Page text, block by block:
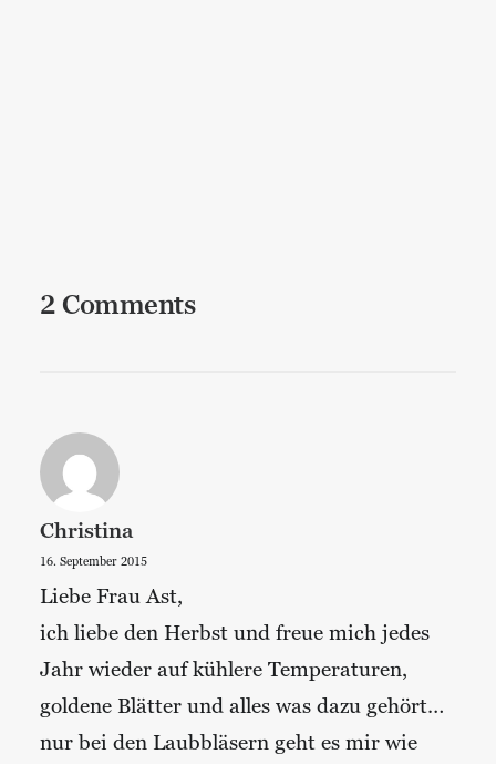
2 Comments
Christina
16. September 2015
Liebe Frau Ast,
ich liebe den Herbst und freue mich jedes
Jahr wieder auf kühlere Temperaturen,
goldene Blätter und alles was dazu gehört…
nur bei den Laubbläsern geht es mir wie